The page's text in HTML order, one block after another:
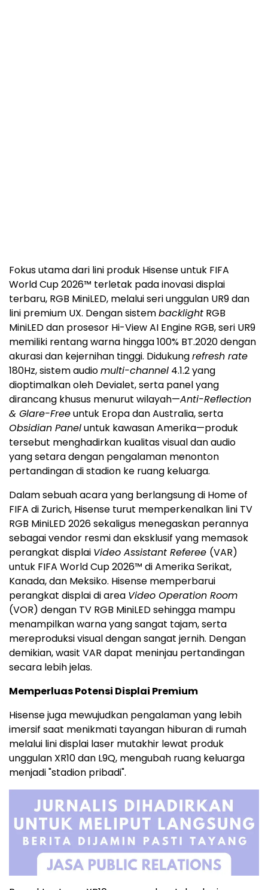
Fokus utama dari lini produk Hisense untuk FIFA
World Cup 2026™ terletak pada inovasi displai
terbaru, RGB MiniLED, melalui seri unggulan UR9 dan
lini premium UX. Dengan sistembacklight RGB
MiniLED dan prosesor Hi-View AI Engine RGB, seri UR9
memiliki rentang warna hingga 100% BT.2020 dengan
akurasi dan kejernihan tinggi. Didukungrefresh rate
180Hz, sistem audiomulti-channel 4.1.2 yang
dioptimalkan oleh Devialet, serta panel yang
dirancang khusus menurut wilayah—Anti-Reflection
& Glare-Freeuntuk Eropa dan Australia, serta
Obsidian Paneluntuk kawasan Amerika—produk
tersebut menghadirkan kualitas visual dan audio
yang setara dengan pengalaman menonton
pertandingan di stadion ke ruang keluarga.
Dalam sebuah acara yang berlangsung di Home of
FIFA di Zurich, Hisense turut memperkenalkan lini TV
RGB MiniLED 2026 sekaligus menegaskan perannya
sebagai vendor resmi dan eksklusif yang memasok
perangkat displai Video Assistant Referee (VAR)
untuk FIFA World Cup 2026™ di Amerika Serikat,
Kanada, dan Meksiko. Hisense memperbarui
perangkat displai di area Video Operation Room
(VOR) dengan TV RGB MiniLED sehingga mampu
menampilkan warna yang sangat tajam, serta
mereproduksi visual dengan sangat jernih. Dengan
demikian, wasit VAR dapat meninjau pertandingan
secara lebih jelas.
Memperluas Potensi Displai Premium
Hisense juga mewujudkan pengalaman yang lebih
imersif saat menikmati tayangan hiburan di rumah
melalui lini displai laser mutakhir lewat produk
unggulan XR10 dan L9Q, mengubah ruang keluarga
menjadi "stadion pribadi".